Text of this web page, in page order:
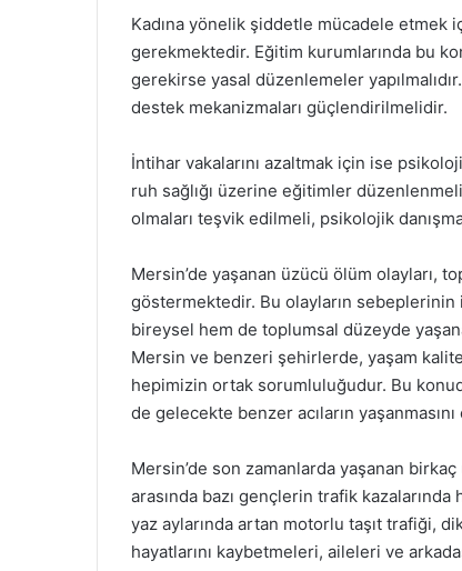
Kadına yönelik şiddetle mücadele
gerekmektedir. Eğitim kurumlarında bu
gerekirse yasal düzenlemeler
destek mekanizmaları güçlendirilmelidir.
İntihar vakalarını azaltmak için ise
ruh sağlığı üzerine eğitimler
olmaları teşvik edilmeli, psikolojik
Mersin’de yaşanan üzücü ölüm olayları,
göstermektedir. Bu olayların
bireysel hem de toplumsal düzeyde
Mersin ve benzeri şehirlerde, yaşam
hepimizin ortak sorumluluğudur. Bu
de gelecekte benzer acıların
Mersin’de son zamanlarda yaşanan
arasında bazı gençlerin trafik
yaz aylarında artan motorlu taşıt trafiği,
hayatlarını kaybetmeleri, aileleri ve